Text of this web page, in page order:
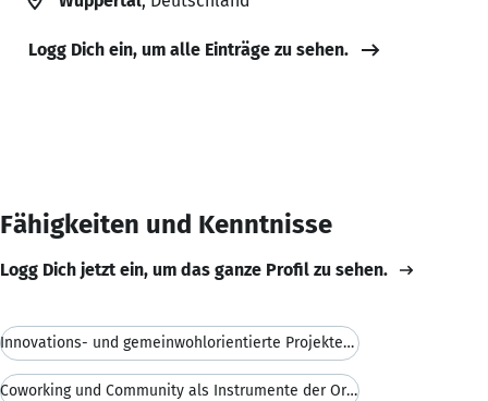
Logg Dich ein, um alle Einträge zu sehen.
Fähigkeiten und Kenntnisse
Logg Dich jetzt ein, um das ganze Profil zu sehen.
Innovations- und gemeinwohlorientierte Projektentw
Coworking und Community als Instrumente der Organi